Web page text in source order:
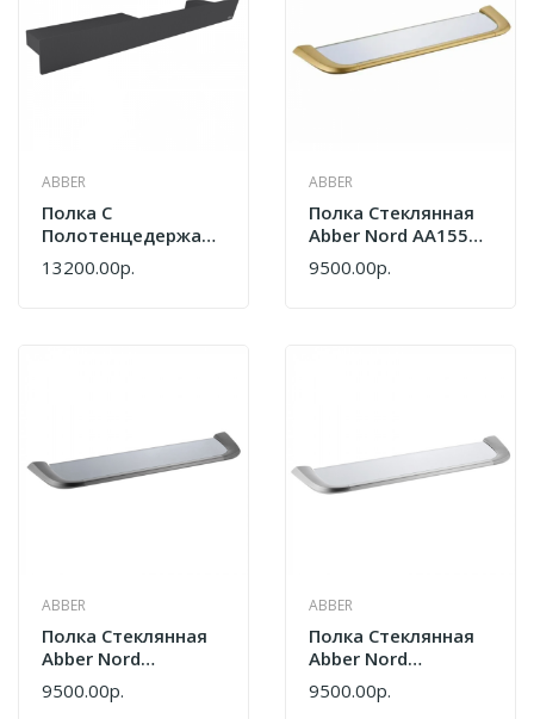
ABBER
Полка С
Полотенцедержателем
Abber Nischen
AN3011NG Никель
13200.00р.
ABBER
Полка Стеклянная
Abber Nord AA1555G
Золото Матовое
9500.00р.
ABBER
Полка Стеклянная
Abber Nord
AA1555NG Никель
9500.00р.
ABBER
Полка Стеклянная
Abber Nord
AA1555SP Сатин
9500.00р.